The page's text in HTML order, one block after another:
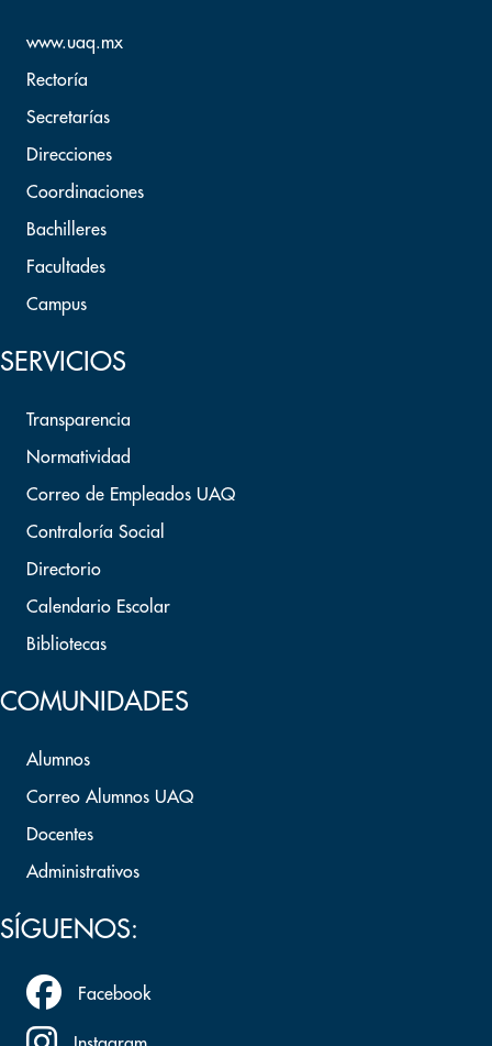
www.uaq.mx
Rectoría
Secretarías
Direcciones
Coordinaciones
Bachilleres
Facultades
Campus
SERVICIOS
Transparencia
Normatividad
Correo de Empleados UAQ
Contraloría Social
Directorio
Calendario Escolar
Bibliotecas
COMUNIDADES
Alumnos
Correo Alumnos UAQ
Docentes
Administrativos
SÍGUENOS:
Facebook